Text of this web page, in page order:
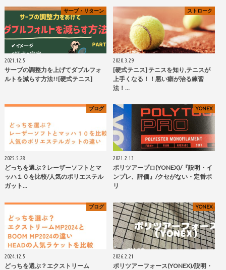
サーブ・リターン
2021.12.5
サーブの調整力を上げてダブルフォ
ルトを減らす方法!![硬式テニス]
ストローク
2020.3.29
[硬式テニス] テニスを知り,テニスが
上手くなる！！悪い癖が治る練習
法！…
ブログ
2025.5.28
どっちを選ぶ？レーザーソフトとマ
ッハ１０を比較/人気のポリエステル
ガット…
YONEX
2021.2.13
ポリツアープロ(YONEX)/『説明・イ
ンプレ、評価』/クセがない・定番ポ
リ
ブログ
2024.12.5
どっちを選ぶ？エクストリーム
YONEX
2026.2.21
ポリツアーフォース(YONEX)/説明・